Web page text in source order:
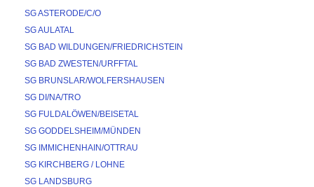
SG ASTERODE/C/O
SG AULATAL
SG BAD WILDUNGEN/FRIEDRICHSTEIN
SG BAD ZWESTEN/URFFTAL
SG BRUNSLAR/WOLFERSHAUSEN
SG DI/NA/TRO
SG FULDALÖWEN/BEISETAL
SG GODDELSHEIM/MÜNDEN
SG IMMICHENHAIN/OTTRAU
SG KIRCHBERG / LOHNE
SG LANDSBURG